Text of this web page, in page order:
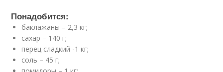
Понадобится:
баклажаны – 2,3 кг;
сахар – 140 г;
перец сладкий -1 кг;
соль – 45 г;